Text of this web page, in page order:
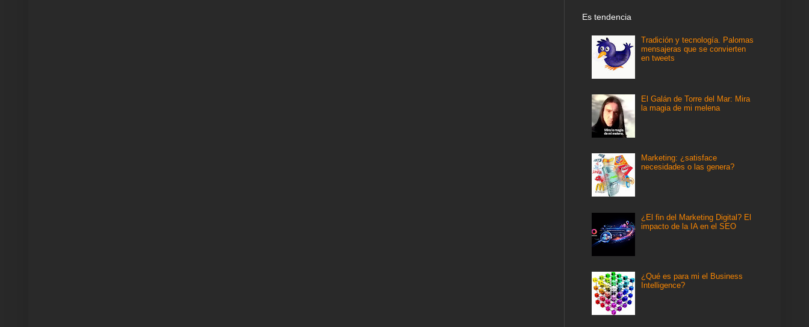
Es tendencia
Tradición y tecnología. Palomas
mensajeras que se convierten
en tweets
El Galán de Torre del Mar: Mira
la magia de mi melena
Marketing: ¿satisface
necesidades o las genera?
¿El fin del Marketing Digital? El
impacto de la IA en el SEO
¿Qué es para mi el Business
Intelligence?